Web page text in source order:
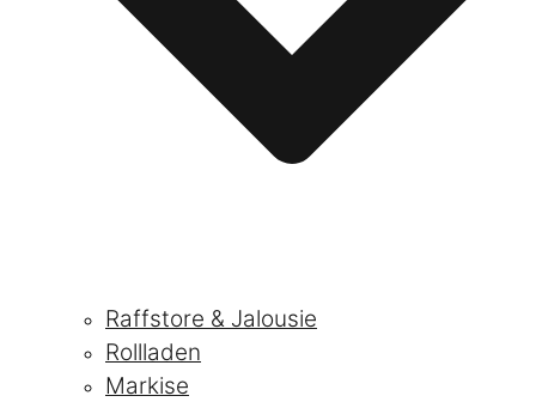
Raffstore & Jalousie
Rollladen
Markise